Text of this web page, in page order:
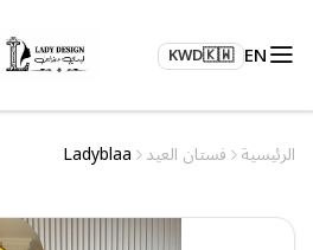
EN
🇰🇼
KWD
الرئيسية فستان العيد Ladyblaa